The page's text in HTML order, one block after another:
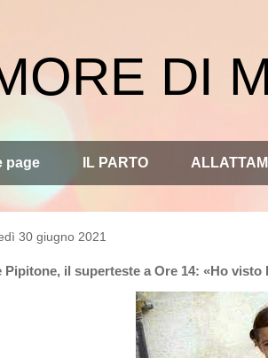
DI
page IL PARTO
30 giugno 2021
Pipitone, il superteste a Ore 14: «Ho